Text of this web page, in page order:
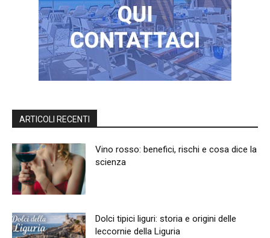
ARTICOLI RECENTI
Vino rosso: benefici, rischi e cosa dice la
scienza
Dolci tipici liguri: storia e origini delle
leccornie della Liguria